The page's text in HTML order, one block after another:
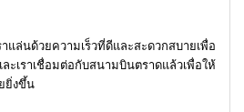
แล่นด้วยความเร็วที่ดีและสะดวกสบายเพื่อ
ะเราเชื่อมต่อกับสนามบินตราดแล้วเพื่อให้
ยิ่งขึ้น